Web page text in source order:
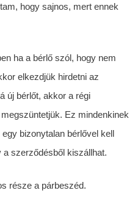
hogy sajnos, mert ennek
ha a bérlő szól, hogy nem
elkezdjük hirdetni az
új bérlőt, akkor a régi
Ez mindenkinek
bizonytalan bérlővel kell
szerződésből kiszállhat.
része a párbeszéd.